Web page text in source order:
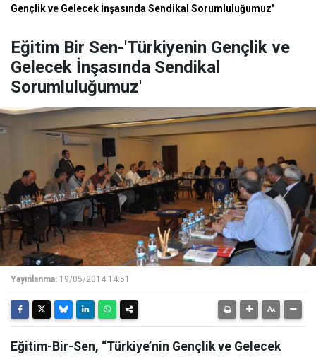
Gençlik ve Gelecek İnşasında Sendikal Sorumluluğumuz'
Eğitim Bir Sen-'Türkiyenin Gençlik ve
Gelecek İnşasında Sendikal
Sorumluluğumuz'
Yayınlanma: 19/05/2014 14:51
Eğitim-Bir-Sen, “Türkiye’nin Gençlik ve Gelecek